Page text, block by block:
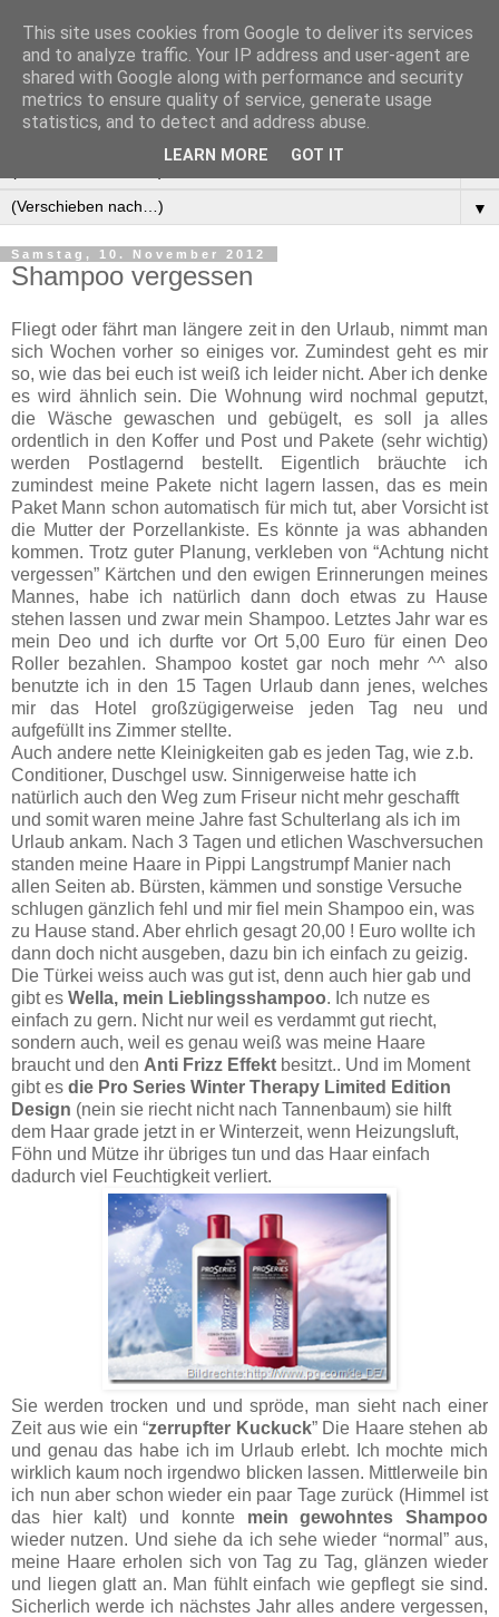
Manus Testwelt, alles
außer langweilig
▼
Samstag, 10. November 2012
Shampoo vergessen
Fliegt oder fährt man längere zeit in den Urlaub, nimmt man
sich Wochen vorher so einiges vor. Zumindest geht es mir
so, wie das bei euch ist weiß ich leider nicht. Aber ich denke
es wird ähnlich sein. Die Wohnung wird nochmal geputzt,
die Wäsche gewaschen und gebügelt, es soll ja alles
ordentlich in den Koffer und Post und Pakete (sehr wichtig)
werden Postlagernd bestellt. Eigentlich bräuchte ich
zumindest meine Pakete nicht lagern lassen, das es mein
Paket Mann schon automatisch für mich tut, aber Vorsicht ist
die Mutter der Porzellankiste. Es könnte ja was abhanden
kommen. Trotz guter Planung, verkleben von “Achtung nicht
vergessen” Kärtchen und den ewigen Erinnerungen meines
Mannes, habe ich natürlich dann doch etwas zu Hause
stehen lassen und zwar mein Shampoo. Letztes Jahr war es
mein Deo und ich durfte vor Ort 5,00 Euro für einen Deo
Roller bezahlen. Shampoo kostet gar noch mehr ^^ also
benutzte ich in den 15 Tagen Urlaub dann jenes, welches
mir das Hotel großzügigerweise jeden Tag neu und
aufgefüllt ins Zimmer stellte.
Auch andere nette Kleinigkeiten gab es jeden Tag, wie z.b.
Conditioner, Duschgel usw. Sinnigerweise hatte ich
natürlich auch den Weg zum Friseur nicht mehr geschafft
und somit waren meine Jahre fast Schulterlang als ich im
Urlaub ankam. Nach 3 Tagen und etlichen Waschversuchen
standen meine Haare in Pippi Langstrumpf Manier nach
allen Seiten ab. Bürsten, kämmen und sonstige Versuche
schlugen gänzlich fehl und mir fiel mein Shampoo ein, was
zu Hause stand. Aber ehrlich gesagt 20,00 ! Euro wollte ich
dann doch nicht ausgeben, dazu bin ich einfach zu geizig.
Die Türkei weiss auch was gut ist, denn auch hier gab und
gibt es Wella, mein Lieblingsshampoo. Ich nutze es
einfach zu gern. Nicht nur weil es verdammt gut riecht,
sondern auch, weil es genau weiß was meine Haare
braucht und den Anti Frizz Effekt besitzt.. Und im Moment
gibt es die Pro Series Winter Therapy Limited Edition
Design (nein sie riecht nicht nach Tannenbaum) sie hilft
dem Haar grade jetzt in er Winterzeit, wenn Heizungsluft,
Föhn und Mütze ihr übriges tun und das Haar einfach
dadurch viel Feuchtigkeit verliert.
Sie werden trocken und und spröde, man sieht nach einer
Zeit aus wie ein “zerrupfter Kuckuck” Die Haare stehen ab
und genau das habe ich im Urlaub erlebt. Ich mochte mich
wirklich kaum noch irgendwo blicken lassen. Mittlerweile bin
ich nun aber schon wieder ein paar Tage zurück (Himmel ist
das hier kalt) und konnte mein gewohntes Shampoo
wieder nutzen. Und siehe da ich sehe wieder “normal” aus,
meine Haare erholen sich von Tag zu Tag, glänzen wieder
und liegen glatt an. Man fühlt einfach wie gepflegt sie sind.
Sicherlich werde ich nächstes Jahr alles andere vergessen,
This site uses cookies from Google to deliver its services
and to analyze traffic. Your IP address and user-agent are
shared with Google along with performance and security
metrics to ensure quality of service, generate usage
statistics, and to detect and address abuse.
LEARN MORE GOT IT